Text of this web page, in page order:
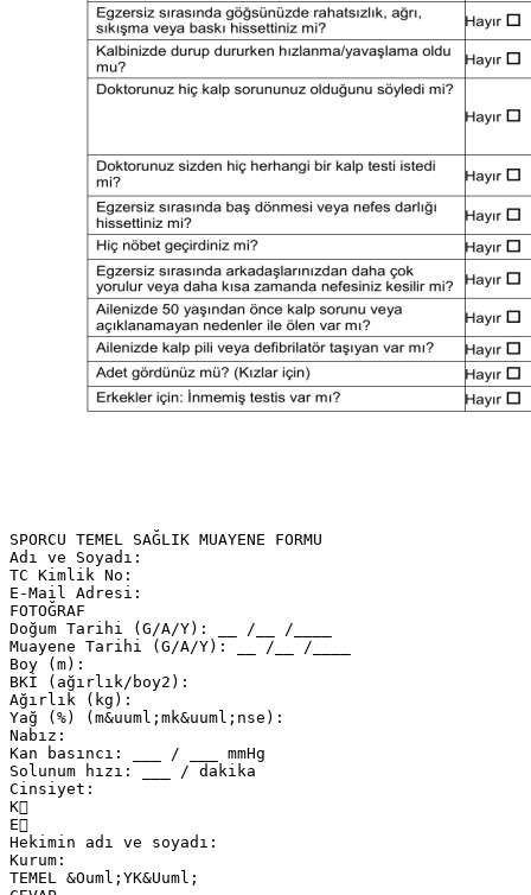
SPORCU TEMEL SAĞLIK MUAYENE FORMU
Adı ve Soyadı:
TC Kimlik No:
E-Mail Adresi:
FOTOĞRAF
Doğum Tarihi (G/A/Y): __ /__ /____
Muayene Tarihi (G/A/Y): __ /__ /____
Boy (m):
BKİ (ağırlık/boy2):
Ağırlık (kg):
Yağ (%) (m&uuml;mk&uuml;nse):
Nabız:
Kan basıncı: ___ / ___ mmHg
Solunum hızı: ___ / dakika
Cinsiyet:
K
E
Hekimin adı ve soyadı:
Kurum:
TEMEL &Ouml;YK&Uuml;